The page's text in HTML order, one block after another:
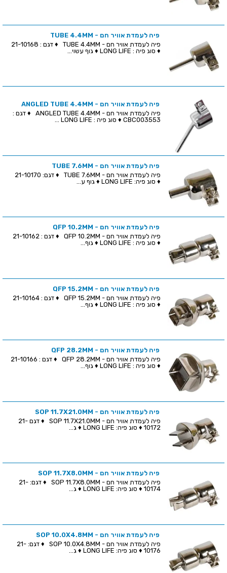
פיה לעמדת אוויר חם - TUBE 4.4MM
פיה לעמדת אוויר חם - TUBE 4.4MM ♦ דגם : 21-10168
♦ סוג פיה : LONG LIFE ♦ גוף עשוי...
פיה לעמדת אוויר חם - ANGLED TUBE 4.4MM
פיה לעמדת אוויר חם - ANGLED TUBE 4.4MM ♦ דגם :
CBC003553 ♦ סוג פיה : LONG LIFE ...
פיה לעמדת אוויר חם - TUBE 7.6MM
פיה לעמדת אוויר חם - TUBE 7.6MM ♦ דגם: 21-10170
♦ סוג פיה: LONG LIFE ♦ גוף ע...
פיה לעמדת אוויר חם - QFP 10.2MM
פיה לעמדת אוויר חם - QFP 10.2MM ♦ דגם : 21-10162
♦ סוג פיה : LONG LIFE ♦ גוף...
פיה לעמדת אוויר חם - QFP 15.2MM
פיה לעמדת אוויר חם - QFP 15.2MM ♦ דגם : 21-10164
♦ סוג פיה : LONG LIFE ♦ גוף...
פיה לעמדת אוויר חם - QFP 28.2MM
פיה לעמדת אוויר חם - QFP 28.2MM ♦ דגם : 21-10166
♦ סוג פיה : LONG LIFE ♦ גוף...
פיה לעמדת אוויר חם - SOP 11.7X21.0MM
פיה לעמדת אוויר חם - SOP 11.7X21.0MM ♦ דגם 21-
10172 ♦ סוג פיה: LONG LIFE ♦ ג...
פיה לעמדת אוויר חם - SOP 11.7X8.0MM
פיה לעמדת אוויר חם - SOP 11.7X8.0MM ♦ דגם: 21-
10174 ♦ סוג פיה: LONG LIFE ♦ ג...
פיה לעמדת אוויר חם - SOP 10.0X4.8MM
פיה לעמדת אוויר חם - SOP 10.0X4.8MM ♦ דגם: 21-
10176 ♦ סוג פיה: LONG LIFE ♦ ג...